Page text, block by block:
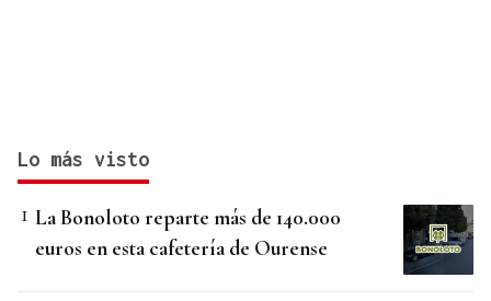
Lo más visto
La Bonoloto reparte más de 140.000
euros en esta cafetería de Ourense